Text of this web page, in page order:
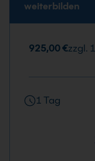
weiterbilden
925,00 €zzgl.
1 Tag